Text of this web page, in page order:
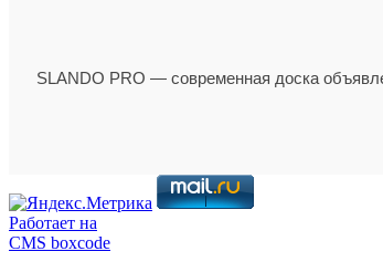
SLANDO PRO — современная доска
Работает на
CMS boxcode